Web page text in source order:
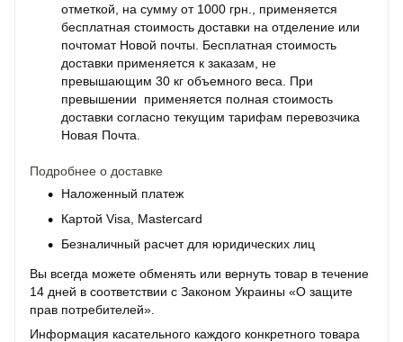
отметкой, на сумму от 1000 грн., применяется
бесплатная стоимость доставки на отделение или
почтомат Новой почты. Бесплатная стоимость
доставки применяется к заказам, не
превышающим 30 кг объемного веса. При
превышении применяется полная стоимость
доставки согласно текущим тарифам перевозчика
Новая Почта.
Подробнее о доставке
Наложенный платеж
Картой Visa, Mastercard
Безналичный расчет для юридических лиц
Вы всегда можете обменять или вернуть товар в течение
14 дней в соответствии с Законом Украины «О защите
прав потребителей».
Информация касательного каждого конкретного товара